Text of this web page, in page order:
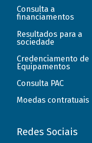
Consulta a
financiamentos
Resultados para a
sociedade
Credenciamento de
Equipamentos
Consulta PAC
Moedas contratuais
Redes Sociais